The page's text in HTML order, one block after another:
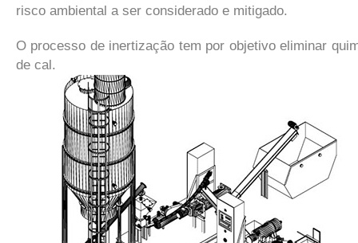
risco ambiental a ser considerado e mitigado.
O processo de inertização tem por objetivo eliminar
de cal.